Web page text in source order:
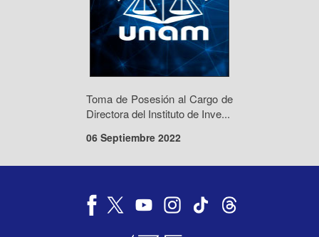
Toma de Posesión al Cargo de
Directora del Instituto de Inve...
06 Septiembre 2022